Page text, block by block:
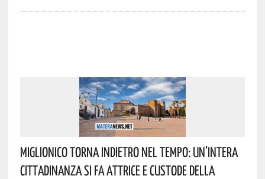
Miglionico Torna Indietro Nel Tempo: Un’intera
Cittadinanza Si Fa Attrice E Custode Della